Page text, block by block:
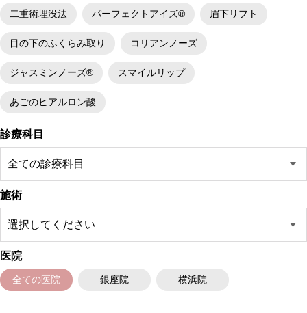
二重術埋没法 パーフェクトアイズ® 眉下リフト
目の下のふくらみ取り コリアンノーズ
ジャスミンノーズ® スマイルリップ
あごのヒアルロン酸
診療科目
施術
医院
全ての医院 銀座院 横浜院